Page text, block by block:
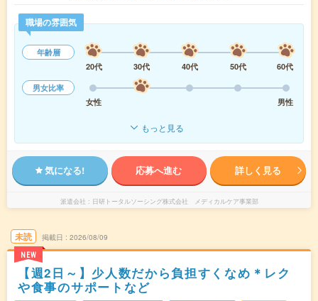
職場の雰囲気
年齢層
20代
30代 40代 50代
60代
男女比率
女性
男性
もっと見る
気になる! 応募へ進む 詳しく見る
派遣会社 日研トータルソーシング株式会社 メディカルケア事業部
未読
NEW
掲載日 2026/08/09
【週2日～】少人数だから負担すくなめ＊レク
や食事のサポートなど